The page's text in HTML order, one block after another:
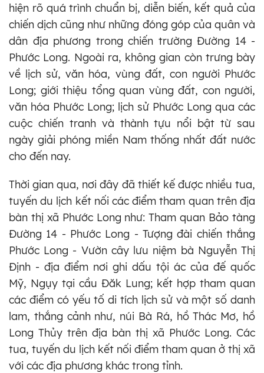
hiện rõ quá trình chuẩn bị, diễn biến, kết quả của
chiến dịch cũng như những đóng góp của quân và
dân địa phương trong chiến trường Đường 14 -
Phước Long. Ngoài ra, không gian còn trưng bày
về lịch sử, văn hóa, vùng đất, con người Phước
Long; giới thiệu tổng quan vùng đất, con người,
văn hóa Phước Long; lịch sử Phước Long qua các
cuộc chiến tranh và thành tựu nổi bật từ sau
ngày giải phóng miền Nam thống nhất đất nước
cho đến nay.
Thời gian qua, nơi đây đã thiết kế được nhiều tua,
tuyến du lịch kết nối các điểm tham quan trên địa
bàn thị xã Phước Long như: Tham quan Bảo tàng
Đường 14 - Phước Long - Tượng đài chiến thắng
Phước Long - Vườn cây lưu niệm bà Nguyễn Thị
Định - địa điểm nơi ghi dấu tội ác của đế quốc
Mỹ, Ngụy tại cầu Đăk Lung; kết hợp tham quan
các điểm có yếu tố di tích lịch sử và một số danh
lam, thắng cảnh như, núi Bà Rá, hồ Thác Mơ, hồ
Long Thủy trên địa bàn thị xã Phước Long. Các
tua, tuyến du lịch kết nối điểm tham quan ở thị xã
với các địa phương khác trong tỉnh.